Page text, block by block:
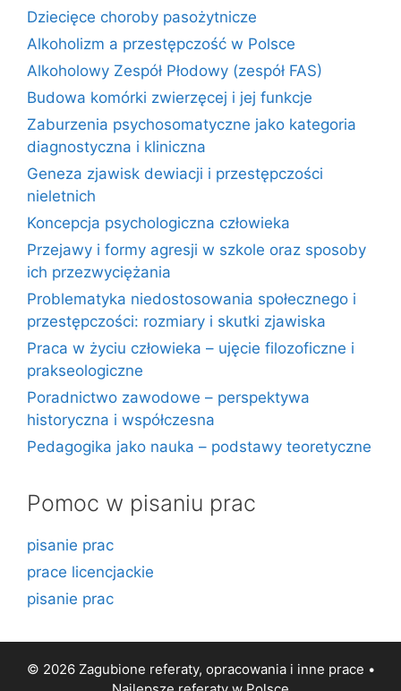
Dziecięce choroby pasożytnicze
Alkoholizm a przestępczość w Polsce
Alkoholowy Zespół Płodowy (zespół FAS)
Budowa komórki zwierzęcej i jej funkcje
Zaburzenia psychosomatyczne jako kategoria
diagnostyczna i kliniczna
Geneza zjawisk dewiacji i przestępczości
nieletnich
Koncepcja psychologiczna człowieka
Przejawy i formy agresji w szkole oraz sposoby
ich przezwyciężania
Problematyka niedostosowania społecznego i
przestępczości: rozmiary i skutki zjawiska
Praca w życiu człowieka – ujęcie filozoficzne i
prakseologiczne
Poradnictwo zawodowe – perspektywa
historyczna i współczesna
Pedagogika jako nauka – podstawy teoretyczne
Pomoc w pisaniu prac
pisanie prac
prace licencjackie
pisanie prac
© 2026 Zagubione referaty, opracowania i inne prace •